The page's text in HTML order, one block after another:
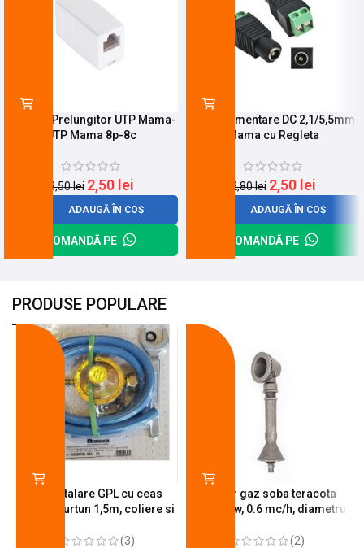
Adaptor Prelungitor UTP Mama-
UTP Mama 8p-8c
3,50lei 2,50 lei
ADAUGĂ ÎN COȘ
COMANDĂ PE
Mufa Alimentare DC 2,1/5,5mm
Mama cu Regleta
2,80lei 2,50 lei
ADAUGĂ ÎN COȘ
COMANDĂ PE
PRODUSE POPULARE
Kit instalare GPL cu ceas
butelie, furtun 1,5m, coliere si
(3)
Arzator gaz soba teracota
A600, 6 kw, 0.6 mc/h, diametru
(2)